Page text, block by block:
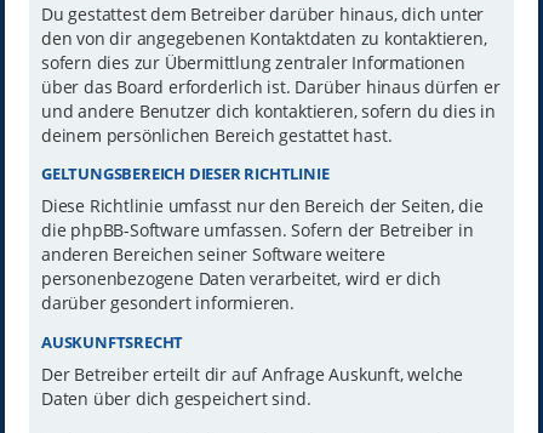
Du gestattest dem Betreiber darüber hinaus, dich unter
den von dir angegebenen Kontaktdaten zu kontaktieren,
sofern dies zur Übermittlung zentraler Informationen
über das Board erforderlich ist. Darüber hinaus dürfen er
und andere Benutzer dich kontaktieren, sofern du dies in
deinem persönlichen Bereich gestattet hast.
GELTUNGSBEREICH DIESER RICHTLINIE
Diese Richtlinie umfasst nur den Bereich der Seiten, die
die phpBB-Software umfassen. Sofern der Betreiber in
anderen Bereichen seiner Software weitere
personenbezogene Daten verarbeitet, wird er dich
darüber gesondert informieren.
AUSKUNFTSRECHT
Der Betreiber erteilt dir auf Anfrage Auskunft, welche
Daten über dich gespeichert sind.